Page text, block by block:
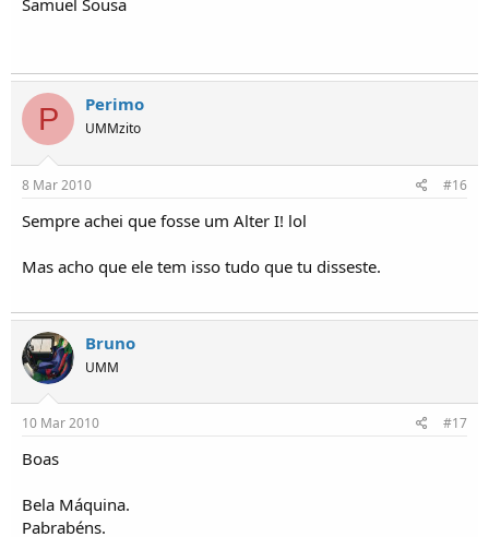
Samuel Sousa
P Perimo
UMMzito
8 Mar 2010 #16
Sempre achei que fosse um Alter I! lol
Mas acho que ele tem isso tudo que tu disseste.
Bruno
UMM
10 Mar 2010 #17
Boas
Bela Máquina.
Pabrabéns.